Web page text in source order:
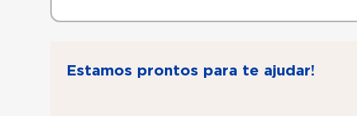
Estamos prontos para te ajudar!